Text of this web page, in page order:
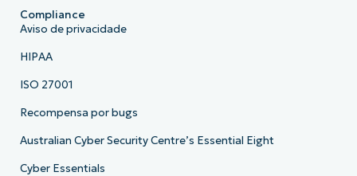
Compliance
Aviso de privacidade
HIPAA
ISO 27001
Recompensa por bugs
Australian Cyber Security Centre’s Essential Eight
Cyber Essentials